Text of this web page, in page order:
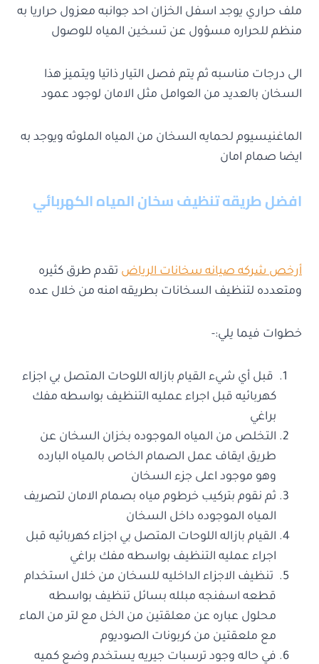
ملف حراري يوجد اسفل الخزان احد جوانبه معزول حراريا به
منظم للحراره مسؤول عن تسخين المياه للوصول
الى درجات مناسبه ثم يتم فصل التيار ذاتيا ويتميز هذا
السخان بالعديد من العوامل مثل الامان لوجود عمود
الماغنيسيوم لحمايه السخان من المياه الملوثه ويوجد به
ايضا صمام امان
افضل طريقه تنظيف سخان المياه الكهربائي
أرخص شركه صيانه سخانات الرياض تقدم طرق كثيره
ومتعدده لتنظيف السخانات بطريقه امنه من خلال عده
خطوات فيما يلي:-
قبل أي شيء القيام بازاله اللوحات المتصل بي اجزاء
كهربائيه قبل اجراء عمليه التنظيف بواسطه مفك
براغي
التخلص من المياه الموجوده بخزان السخان عن
طريق ايقاف عمل الصمام الخاص بالمياه البارده
وهو موجود اعلى جزء السخان
ثم نقوم بتركيب خرطوم مياه بصمام الامان لتصريف
المياه الموجوده داخل السخان
القيام بازاله اللوحات المتصل بي اجزاء كهربائيه قبل
اجراء عمليه التنظيف بواسطه مفك براغي
تنظيف الاجزاء الداخليه للسخان من خلال استخدام
قطعه اسفنجه مبلله بسائل تنظيف بواسطه
محلول عباره عن معلقتين من الخل مع لتر من الماء
مع ملعقتين من كربونات الصوديوم
في حاله وجود ترسبات جيريه يستخدم وضع كميه